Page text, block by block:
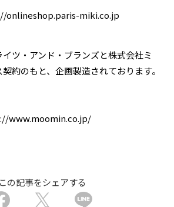
onlineshop.paris-miki.co.jp
ツ・アンド・ブランズと株式会社ミ
約のもと、企画製造されております。
www.moomin.co.jp/
この記事をシェアする